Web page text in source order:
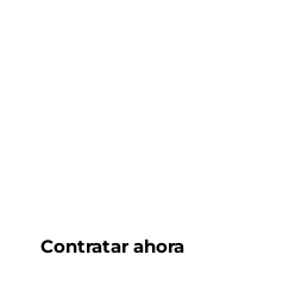
Contratar ahora